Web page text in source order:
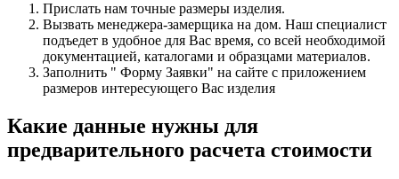
Прислать нам точные размеры изделия.
Вызвать менеджера-замерщика на дом. Наш специалист
подъедет в удобное для Вас время, со всей необходимой
документацией, каталогами и образцами материалов.
Заполнить " Форму Заявки" на сайте с приложением
размеров интересующего Вас изделия
Какие данные нужны для
предварительного расчета стоимости